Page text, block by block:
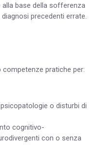
base della sofferenza
precedenti errate.
competenze pratiche per:
o disturbi di
cognitivo-
con o senza